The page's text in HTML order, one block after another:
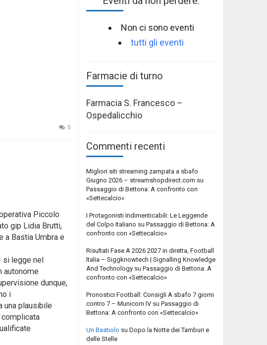
0
Piccolo
gip Lidia Brutti,
a Bastia Umbra e
si legge nel
autonome
dunque,
i
una plausibile
Non ci sono eventi
tutti gli eventi
Farmacie di turno
Farmacia S. Francesco –
Ospedalicchio
Commenti recenti
Migliori siti streaming zampata a sbafo
Giugno 2026 – streamshopdirect.com su
Passaggio di Bettona: A confronto con
«Settecalcio»
I Protagonisti Indimenticabili: Le Leggende
del Colpo Italiano su Passaggio di Bettona: A
confronto con «Settecalcio»
Risultati Fase A 2026 2027 in diretta, Football
Italia – Siggknowtech | Signalling Knowledge
And Technology su Passaggio di Bettona: A
confronto con «Settecalcio»
Pronostici Football: Consigli A sbafo 7 giorni
contro 7 – Municorn IV su Passaggio di
Bettona: A confronto con «Settecalcio»
Un Bastiolo su Dopo la Notte dei Tamburi e
delle Stelle